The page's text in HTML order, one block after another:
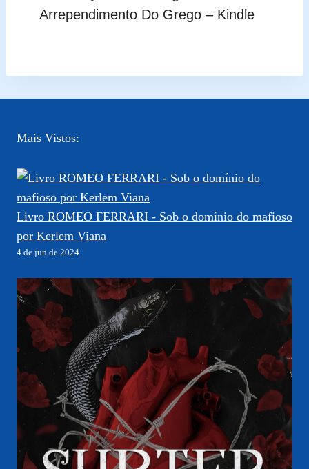
Arrependimento Do Grego – Kindle
Mais Vistos:
Livro ROMEO FERRARI - Sob o domínio do mafioso
por Kerlem Viana
4 de jun de 2024